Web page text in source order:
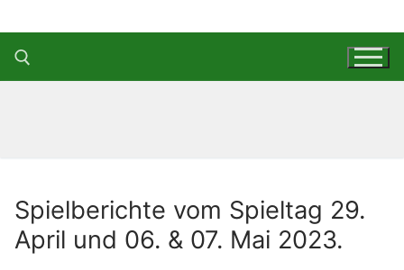
Inhalt
springen
Spielberichte vom Spieltag 29.
April und 06. & 07. Mai 2023.